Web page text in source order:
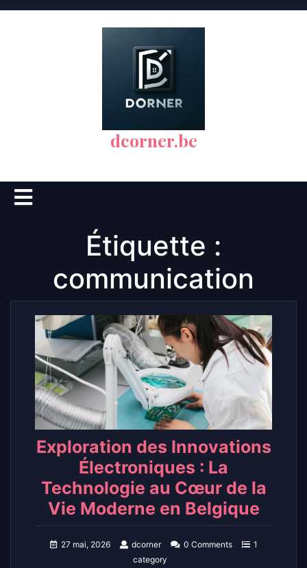
dcorner.be
Open
Button
Étiquette :
communication
Exploration des Innovations
Électroniques : La
Technologie au Cœur de la
Vie Moderne en Belgique
27 mai, 2026 dcorner 0 Comments
1
category